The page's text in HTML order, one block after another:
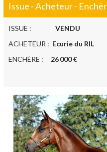
Issue - Acheteur -
ISSUE : VENDU
ACHETEUR : Ecurie du RIL
ENCHÈRE : 26 000 €